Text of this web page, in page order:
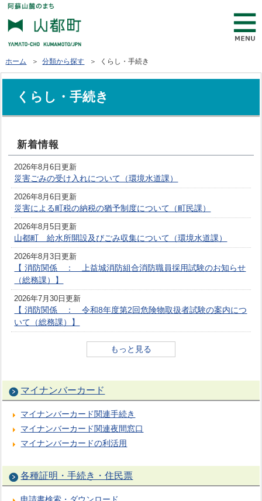
ホーム ＞分類から探す ＞ くらし・手続き
くらし・手続き
新着情報
2026年8月6日更新
災害ごみの受け入れについて（環境水道課）
2026年8月6日更新
災害による町税の納税の猶予制度について（町民課）
2026年8月5日更新
山都町 給水所開設及びごみ収集について（環境水道課）
2026年8月3日更新
【 消防関係 ： 上益城消防組合消防職員採用試験のお知らせ
（総務課）】
2026年7月30日更新
【 消防関係 ： 令和8年度第2回危険物取扱者試験の案内につ
いて（総務課）】
もっと見る
マイナンバーカード
マイナンバーカード関連手続き
マイナンバーカード関連夜間窓口
マイナンバーカードの利活用
各種証明・手続き・住民票
申請書検索・ダウンロード